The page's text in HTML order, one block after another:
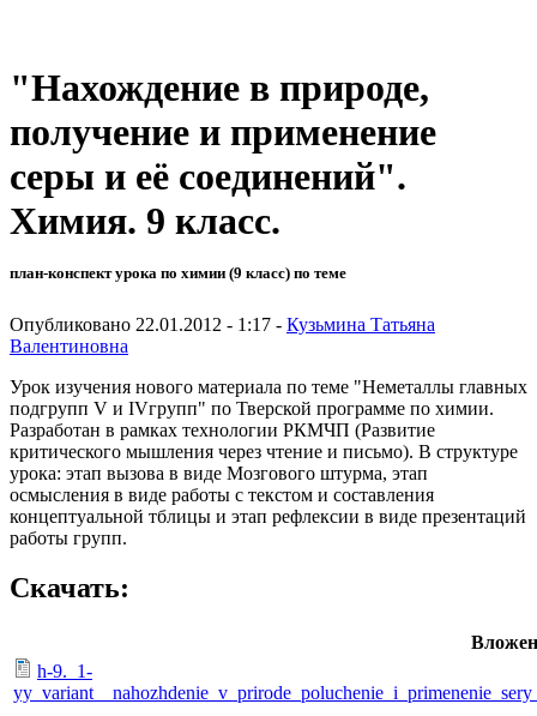
"Нахождение в природе,
получение и применение
серы и её соединений".
Химия. 9 класс.
план-конспект урока по химии (9 класс) по теме
Опубликовано 22.01.2012 - 1:17 - Кузьмина Татьяна
Валентиновна
Урок изучения нового материала по теме "Неметаллы главных
подгрупп V и IVгрупп" по Тверской программе по химии.
Разработан в рамках технологии РКМЧП (Развитие
критического мышления через чтение и письмо). В структуре
урока: этап вызова в виде Мозгового штурма, этап
осмысления в виде работы с текстом и составления
концептуальной тблицы и этап рефлексии в виде презентаций
работы групп.
Скачать:
h-9._1-